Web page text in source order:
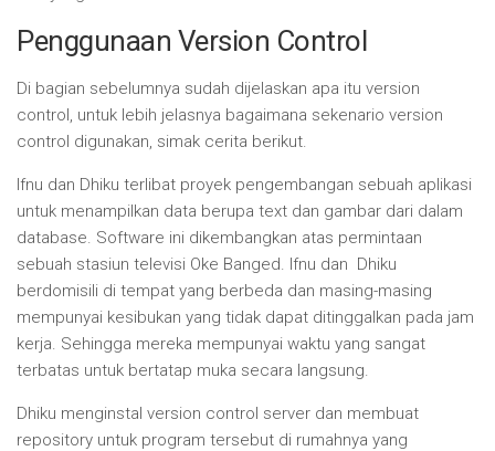
Penggunaan Version Control
Di bagian sebelumnya sudah dijelaskan apa itu version
control, untuk lebih jelasnya bagaimana sekenario version
control digunakan, simak cerita berikut.
Ifnu dan Dhiku terlibat proyek pengembangan sebuah aplikasi
untuk menampilkan data berupa text dan gambar dari dalam
database. Software ini dikembangkan atas permintaan
sebuah stasiun televisi Oke Banged. Ifnu dan Dhiku
berdomisili di tempat yang berbeda dan masing-masing
mempunyai kesibukan yang tidak dapat ditinggalkan pada jam
kerja. Sehingga mereka mempunyai waktu yang sangat
terbatas untuk bertatap muka secara langsung.
Dhiku menginstal version control server dan membuat
repository untuk program tersebut di rumahnya yang